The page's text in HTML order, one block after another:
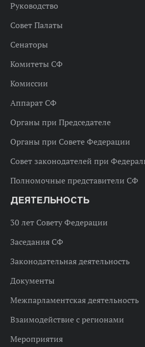
Руководство
Совет Палаты
Сенаторы
Комитеты СФ
Комиссии
Аппарат СФ
Органы при Председателе
Органы при Совете Федерации
Совет законодателей при
Полномочные представители СФ
ДЕЯТЕЛЬНОСТЬ
30 лет Совету Федерации
Заседания СФ
Законодательная деятельность
Документы
Межпарламентская деятельность
Взаимодействие с регионами
Мероприятия